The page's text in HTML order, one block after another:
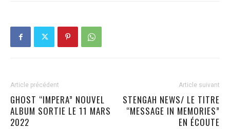
Article précédent
GHOST “IMPERA” NOUVEL
ALBUM SORTIE LE 11 MARS
2022
Article suivant
STENGAH NEWS/ LE TITRE
“MESSAGE IN MEMORIES”
EN ÉCOUTE